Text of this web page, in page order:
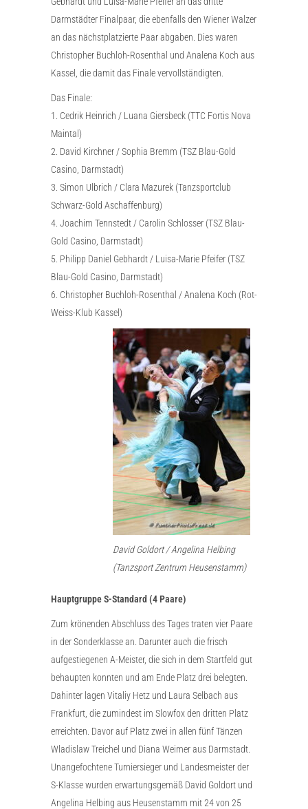
Darmstädter Finalpaar, die ebenfalls den Wiener Walzer
an das nächstplatzierte Paar abgaben. Dies waren
Christopher Buchloh-Rosenthal und Analena Koch aus
Kassel, die damit das Finale vervollständigten.
Das Finale:
1. Cedrik Heinrich / Luana Giersbeck (TTC Fortis Nova
Maintal)
2. David Kirchner / Sophia Bremm (TSZ Blau-Gold
Casino, Darmstadt)
3. Simon Ulbrich / Clara Mazurek (Tanzsportclub
Schwarz-Gold Aschaffenburg)
4. Joachim Tennstedt / Carolin Schlosser (TSZ Blau-
Gold Casino, Darmstadt)
5. Philipp Daniel Gebhardt / Luisa-Marie Pfeifer (TSZ
Blau-Gold Casino, Darmstadt)
6. Christopher Buchloh-Rosenthal / Analena Koch (Rot-
Weiss-Klub Kassel)
David Goldort / Angelina Helbing
(Tanzsport Zentrum Heusenstamm)
Hauptgruppe S-Standard (4 Paare)
Zum krönenden Abschluss des Tages traten vier Paare
in der Sonderklasse an. Darunter auch die frisch
aufgestiegenen A-Meister, die sich in dem Startfeld gut
behaupten konnten und am Ende Platz drei belegten.
Dahinter lagen Vitaliy Hetz und Laura Selbach aus
Frankfurt, die zumindest im Slowfox den dritten Platz
erreichten. Davor auf Platz zwei in allen fünf Tänzen
Wladislaw Treichel und Diana Weimer aus Darmstadt.
Unangefochtene Turniersieger und Landesmeister der
S-Klasse wurden erwartungsgemäß David Goldort und
Angelina Helbing aus Heusenstamm mit 24 von 25